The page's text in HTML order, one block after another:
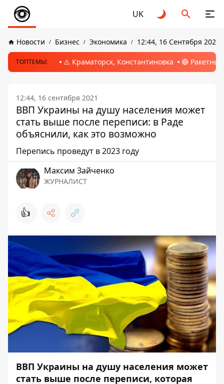
UK
Новости Бизнес Экономика 12:44, 16 Сентября 2021
ТОПТЕМЫ: ⚠️ Краматорск, Константиновка 🔴
12:44, 16 сентября 2021
ВВП Украины на душу населения может
стать выше после переписи: в Раде
объяснили, как это возможно
Перепись проведут в 2023 году
Максим Зайченко
ЖУРНАЛИСТ
👍
ВВП Украины на душу населения может
стать выше после переписи, которая